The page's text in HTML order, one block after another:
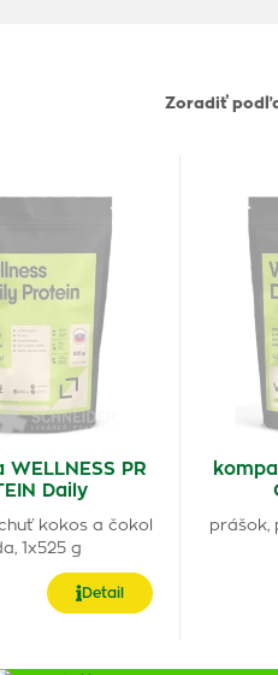
Zoradiť
WELLNESS PR
Daily
kokos a čokol
1x525 g
Detail
prášok,